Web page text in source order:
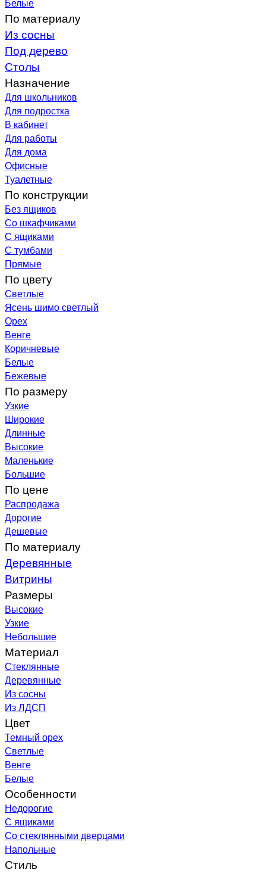
По материалу
Из сосны
Под дерево
Столы
Назначение
Для школьников
Для подростка
В кабинет
Для работы
Для дома
Офисные
Туалетные
По конструкции
Без ящиков
Со шкафчиками
С ящиками
С тумбами
Прямые
По цвету
Светлые
Ясень шимо светлый
Орех
Венге
Коричневые
Белые
Бежевые
По размеру
Узкие
Широкие
Длинные
Высокие
Маленькие
Большие
По цене
Распродажа
Дорогие
Дешевые
По материалу
Деревянные
Витрины
Размеры
Высокие
Узкие
Небольшие
Материал
Стеклянные
Деревянные
Из сосны
Из ЛДСП
Цвет
Темный орех
Светлые
Венге
Белые
Особенности
Недорогие
С ящиками
Со стеклянными дверцами
Напольные
Стиль